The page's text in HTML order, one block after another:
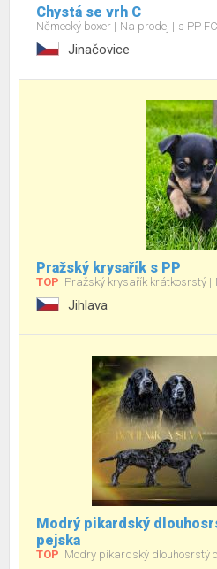
Chystá se vrh C
Německý boxer Na prodej s PP
Jinačovice
Pražský krysařík s PP
TOP Pražský krysařík krátkosrstý
Jihlava
Modrý pikardský
pejska
TOP Modrý pikardský dlouhosrstý